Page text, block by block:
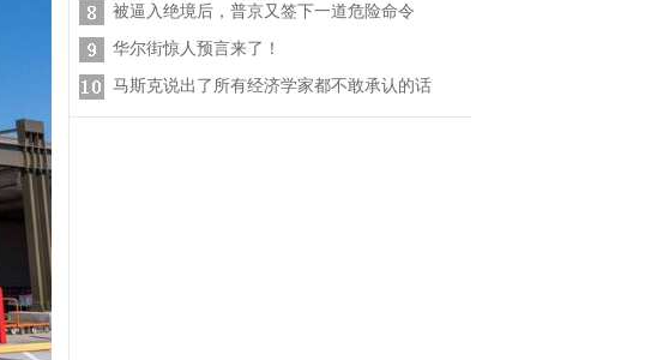
被逼入绝境后，普京又签下一道危险命令
华尔街惊人预言来了！
马斯克说出了所有经济学家都不敢承认的话